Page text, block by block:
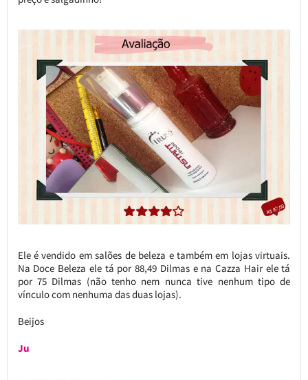
Ele é vendido em salões de beleza e também em lojas virtuais.
Na Doce Beleza ele tá por 88,49 Dilmas e na Cazza Hair ele tá
por 75 Dilmas (não tenho nem nunca tive nenhum tipo de
vínculo com nenhuma das duas lojas).
Beijos
Ju